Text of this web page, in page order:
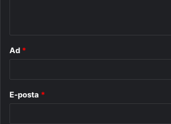
Ad *
E-posta *